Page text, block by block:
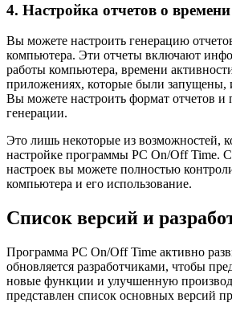
4. Настройка отчетов о
Вы можете настроить генерацию
компьютера. Эти отчеты включают
работы компьютера, времени
приложениях, которые были запущены,
Вы можете настроить формат отчетов и
генерации.
Это лишь некоторые из возможностей,
настройке программы PC On/Off Time.
настроек вы можете полностью
компьютера и его использование.
Список версий и
Программа PC On/Off Time активно
обновляется разработчиками, чтобы
новые функции и улучшенную
представлен список основных версий